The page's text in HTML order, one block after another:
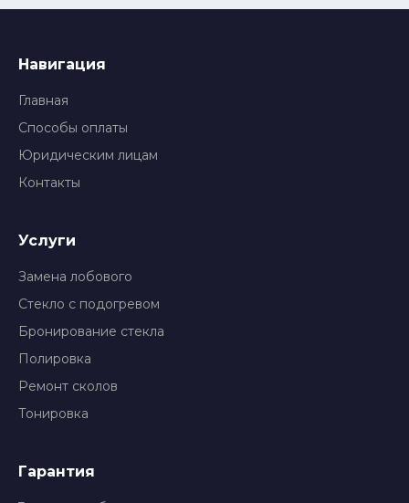
Навигация
Главная
Способы оплаты
Юридическим лицам
Контакты
Услуги
Замена лобового
Стекло с подогревом
Бронирование стекла
Полировка
Ремонт сколов
Тонировка
Гарантия